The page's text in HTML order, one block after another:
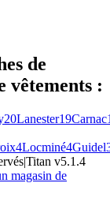
de
vêtements :
20Lanester19Carnac
4Locminé4Guidel
|Titan v5.1.4
magasin de